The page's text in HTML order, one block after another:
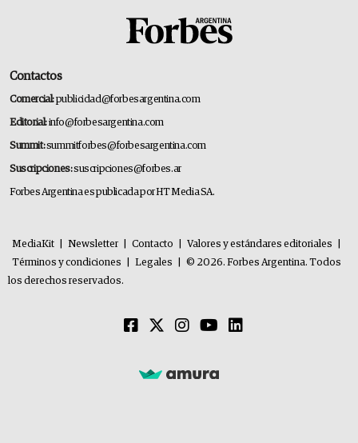
Contactos
Comercial:publicidad@forbesargentina.com
Editorial:info@forbesargentina.com
Summit:summitforbes@forbesargentina.com
Suscripciones:suscripciones@forbes.ar
Forbes Argentina es publicada por HT Media SA.
MediaKit Newsletter Contacto Valores y estándares editoriales
Términos y condiciones
Legales
© 2026. Forbes Argentina. Todos
los derechos reservados.